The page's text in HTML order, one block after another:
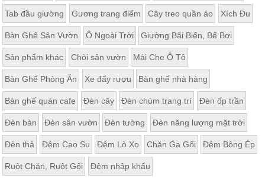
Nội
Thất
Phòng
Ăn
Bàn
ăn,
ghế
ăn,
bếp
Nội
Thất
Ban
Công,
Tab đầu giường Gương trang điểm Cây treo quần áo Xích Đu
Bàn Ghế Sân Vườn Ô Ngoài Trời Giường Bãi Biển, Bể Bơi
Sản phẩm khác Chòi sân vườn Mái Che Ô Tô
Bàn Ghế Phòng Ăn Xe đẩy rượu Bàn ghế nhà hàng
Bàn ghế quán cafe Đèn cây Đèn chùm trang trí Đèn ốp trần
Đèn bàn Đèn sân vườn Đèn tường Đèn năng lượng mặt trời
Đèn thả Đệm Cao Su Đệm Lò Xo Chăn Ga Gối Đệm Bông Ép
Ruột Chăn, Ruột Gối Đệm nhập khẩu